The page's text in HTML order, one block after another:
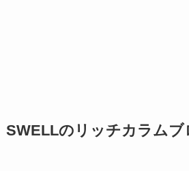
SWELLのリッチカラムブ